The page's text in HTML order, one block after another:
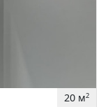
20 м2